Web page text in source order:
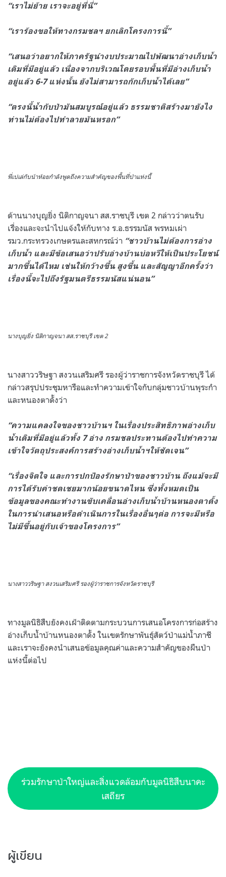
“เราไม่ย้าย เราจะอยู่ที่นี่”
“เราร้องขอให้ทางกรมชลฯ ยกเลิกโครงการนี้”
“เสนอว่าอยากให้ภาครัฐนำงบประมาณไปพัฒนาอ่างเก็บน้ำ
เดิมที่มีอยู่แล้ว เนื่องจากบริเวณโดยรอบพื้นที่มีอ่างเก็บน้ำ
อยู่แล้ว 6-7 แห่งนั้น ยังไม่สามารถกักเก็บน้ำได้เลย”
“ตรงนี้น้ำกับป่ามันสมบูรณ์อยู่แล้ว ธรรมชาติสร้างมายังไง
ท่านไม่ต้องไปทำลายมันหรอก”
พี่เปเล่กับน้าห้อยกำลังพูดถึงความสำคัญของพื้นที่ป่าแห่งนี้
ด้านนางบุญยิ่ง นิติกาญจนา สส.ราชบุรี เขต 2 กล่าวว่าตนรับ
เรื่องและจะนำไปแจ้งให้กับทาง ร.อ.ธรรมนัส พรหมเผ่า
รมว.กระทรวงเกษตรและสหกรณ์ว่า “ชาวบ้านไม่ต้องการอ่าง
เก็บน้ำ และมีข้อเสนอว่าปรับอ่างบ้านบ่อหวีให้เป็นประโยชน์
มากขึ้นได้ไหม เช่นให้กว้างขึ้น สูงขึ้น และสัญญาอีกครั้งว่า
เรื่องนี้จะไปถึงรัฐมนตรีธรรมนัสแน่นอน”
นางบุญยิ่ง นิติกาญจนา สส.ราชบุรี เขต 2
นางสาววริษฐา สงวนเสริมศรี รองผู้ว่าราชการจังหวัดราชบุรี ได้
กล่าวสรุปประชุมหารือและทำความเข้าใจกับกลุ่มชาวบ้านพุระกำ
และหนองตาดั้งว่า
“ความแคลงใจของชาวบ้านฯ ในเรื่องประสิทธิภาพอ่างเก็บ
น้ำเดิมที่มีอยู่แล้วทั้ง 7 อ่าง กรมชลประทานต้องไปทำความ
เข้าใจวัตถุประสงค์การสร้างอ่างเก็บน้ำฯให้ชัดเจน”
“เรื่องจิตใจ และการปกป้องรักษาป่าของชาวบ้าน ถึงแม้จะมี
การได้รับค่าชดเชยมากน้อยขนาดไหน ซึ่งทั้งหมดเป็น
ข้อมูลของคณะทำงานขับเคลื่อนอ่างเก็บน้ำบ้านหนองตาดั้ง
ในการนำเสนอหรือดำเนินการในเรื่องอื่นๆต่อ การจะมีหรือ
ไม่มีขึ้นอยู่กับเจ้าของโครงการ”
นางสาววริษฐา สงวนเสริมศรี รองผู้ว่าราชการจังหวัดราชบุรี
ทางมูลนิธิสืบยังคงเฝ้าติดตามกระบวนการเสนอโครงการก่อสร้าง
อ่างเก็บน้ำบ้านหนองตาดั้ง ในเขตรักษาพันธุ์สัตว์ป่าแม่น้ำภาชี
และเราจะยังคงนำเสนอข้อมูลคุณค่าและความสำคัญของผืนป่า
แห่งนี้ต่อไป
ร่วมรักษาป่าใหญ่และสิ่งแวดล้อมกับมูลนิธิสืบนาคะ
เสถียร
ผู้เขียน